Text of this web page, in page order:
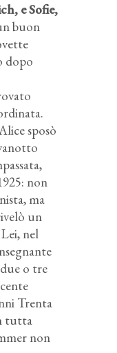
e Sofie,
buon
dopo
sposò
non
ma
un
nel
o tre
Trenta
tutta
non